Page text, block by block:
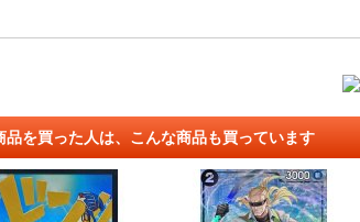
品を買った人は、こんな商品も買っています